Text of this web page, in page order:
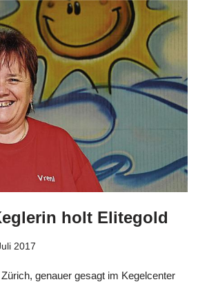
holt Elitegold
2017
genauer gesagt im Kegelcenter